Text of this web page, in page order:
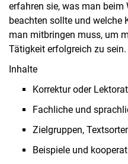
erfahren sie, was man
beachten sollte und welche
man mitbringen muss, um
Tätigkeit erfolgreich zu sein.
Inhalte
Korrektur oder
Fachliche und
Zielgruppen,
Beispiele und